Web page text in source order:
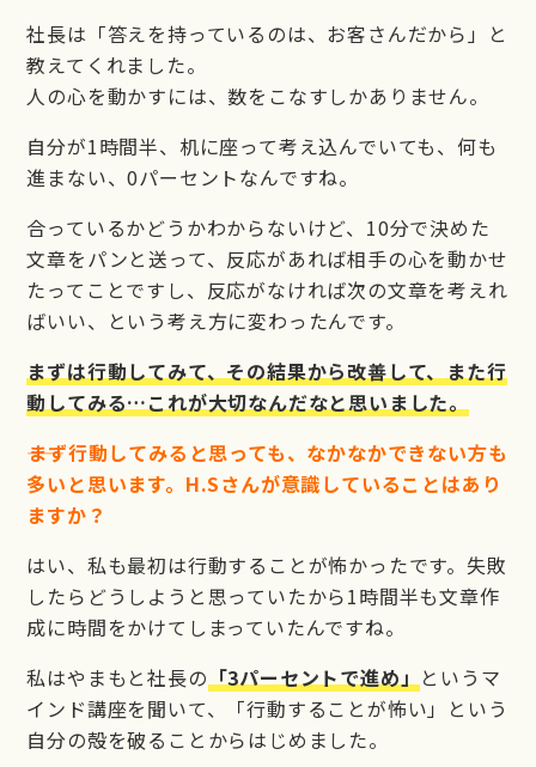
社長は「答えを持っているのは、お客さんだから」と
教えてくれました。
人の心を動かすには、数をこなすしかありません。
自分が1時間半、机に座って考え込んでいても、何も
進まない、0パーセントなんですね。
合っているかどうかわからないけど、10分で決めた
文章をパンと送って、反応があれば相手の心を動かせ
たってことですし、反応がなければ次の文章を考えれ
ばいい、という考え方に変わったんです。
まずは行動してみて、その結果から改善して、また行
動してみる…これが大切なんだなと思いました。
――まず行動してみると思っても、なかなかできない方も
多いと思います。H.Sさんが意識していることはあり
ますか？
はい、私も最初は行動することが怖かったです。失敗
したらどうしようと思っていたから1時間半も文章作
成に時間をかけてしまっていたんですね。
私はやまもと社長の「3パーセントで進め」というマ
インド講座を聞いて、「行動することが怖い」という
自分の殻を破ることからはじめました。